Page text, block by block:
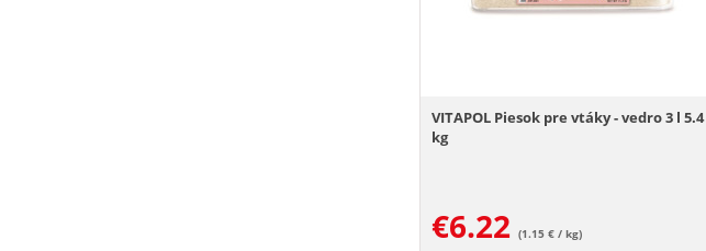
VITAPOL Piesok pre vtáky - vedro 3 l 5.4
kg
€6.22 (1.15 € / kg)